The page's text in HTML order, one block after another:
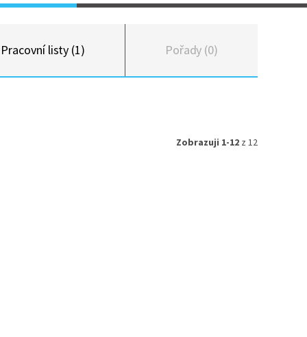
Pracovní listy (1) Pořady (0)
Zobrazuji 1-12 z 12